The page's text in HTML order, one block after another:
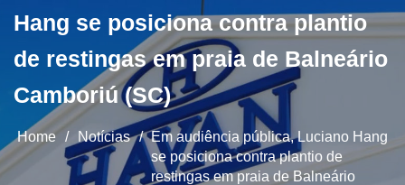
Hang se posiciona contra plantio
de restingas em praia de Balneário
Camboriú (SC)
Home / Notícias / Em audiência pública, Luciano Hang
se posiciona contra plantio de
restingas em praia de Balneário